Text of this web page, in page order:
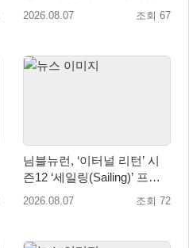
매출성장 성과 눈길
2026.08.07 조회 67
님블뉴런, ‘이터널 리턴’ 시
즌12 ‘세일링(Sailing)’ 프리
시즌 시작
2026.08.07 조회 72